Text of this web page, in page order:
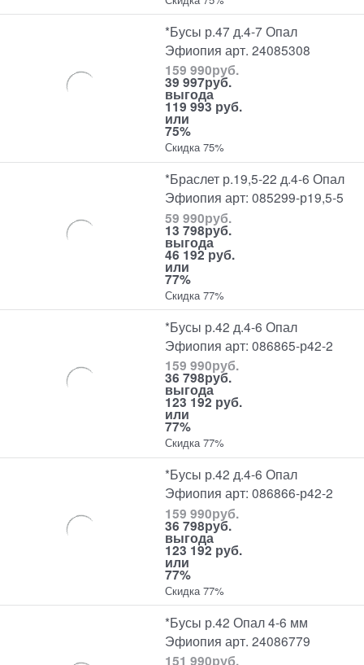
*Бусы р.47 д.4-7 Опал
Эфиопия арт. 24085308
159 990руб.
39 997руб.
выгода
119 993 руб.
или
75%
Скидка 75%
*Браслет р.19,5-22 д.4-6 Опал
Эфиопия арт: 085299-р19,5-5
59 990руб.
13 798руб.
выгода
46 192 руб.
или
77%
Скидка 77%
*Бусы р.42 д.4-6 Опал
Эфиопия арт: 086865-р42-2
159 990руб.
36 798руб.
выгода
123 192 руб.
или
77%
Скидка 77%
*Бусы р.42 д.4-6 Опал
Эфиопия арт: 086866-р42-2
159 990руб.
36 798руб.
выгода
123 192 руб.
или
77%
Скидка 77%
*Бусы р.42 Опал 4-6 мм
Эфиопия арт. 24086779
151 990руб.